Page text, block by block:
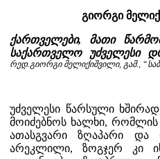
გიორგი
ქართველები, მათი
საქართველო უძველესი
რედ.გიორგი მელიქიშვილი, გამ.,
უძველესი წარსული
მოიძებნოს ხალხი,
ათასგვარი ზღაპარი და
არეკლილი, ზოგჯერ კი